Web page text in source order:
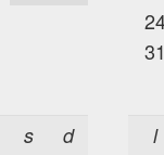
31
s d l